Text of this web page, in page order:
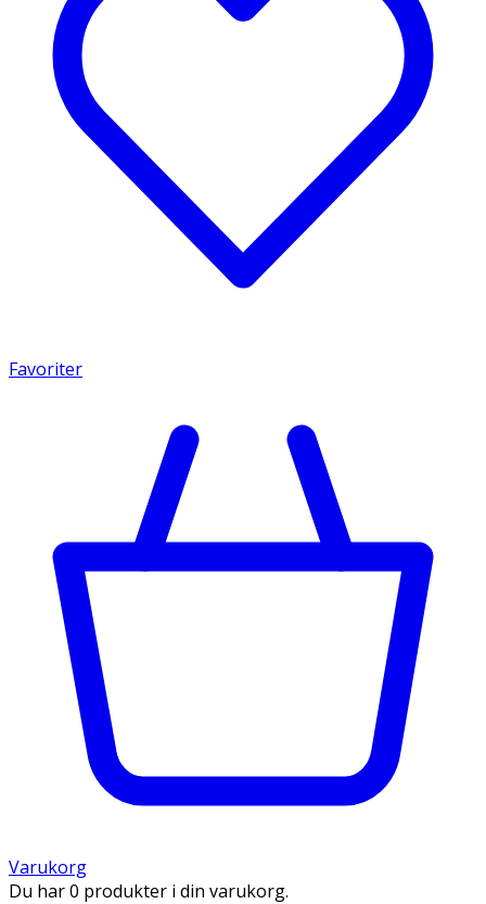
Favoriter
Varukorg
Du har 0 produkter i din varukorg.